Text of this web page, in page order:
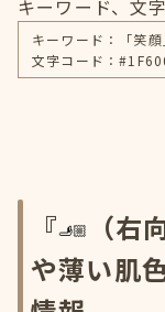
キーワード、文
キーワード：「笑
文字コード：
『
（
や薄い肌